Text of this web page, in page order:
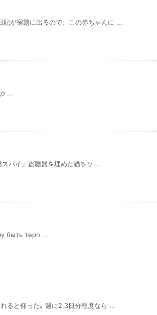
が宿題に出るので、この赤ちゃんに ...
...
パイ」盗聴器を埋めた猫をソ ...
быть терп ...
ると仰った｡ 週に2,3日分程度なら ...